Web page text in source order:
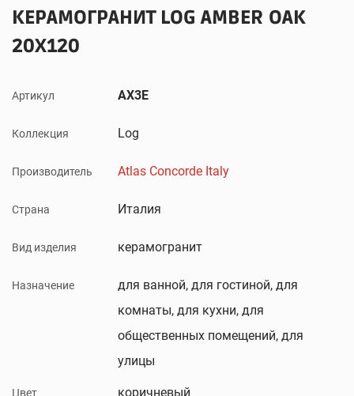
КЕРАМОГРАНИТ LOG AMBER OAK
20X120
Артикул AX3E
Коллекция Log
Производитель Atlas Concorde Italy
Страна Италия
Вид изделия керамогранит
Назначение
для ванной, для гостиной, для
комнаты, для кухни, для
общественных помещений, для
улицы
Цвет коричневый